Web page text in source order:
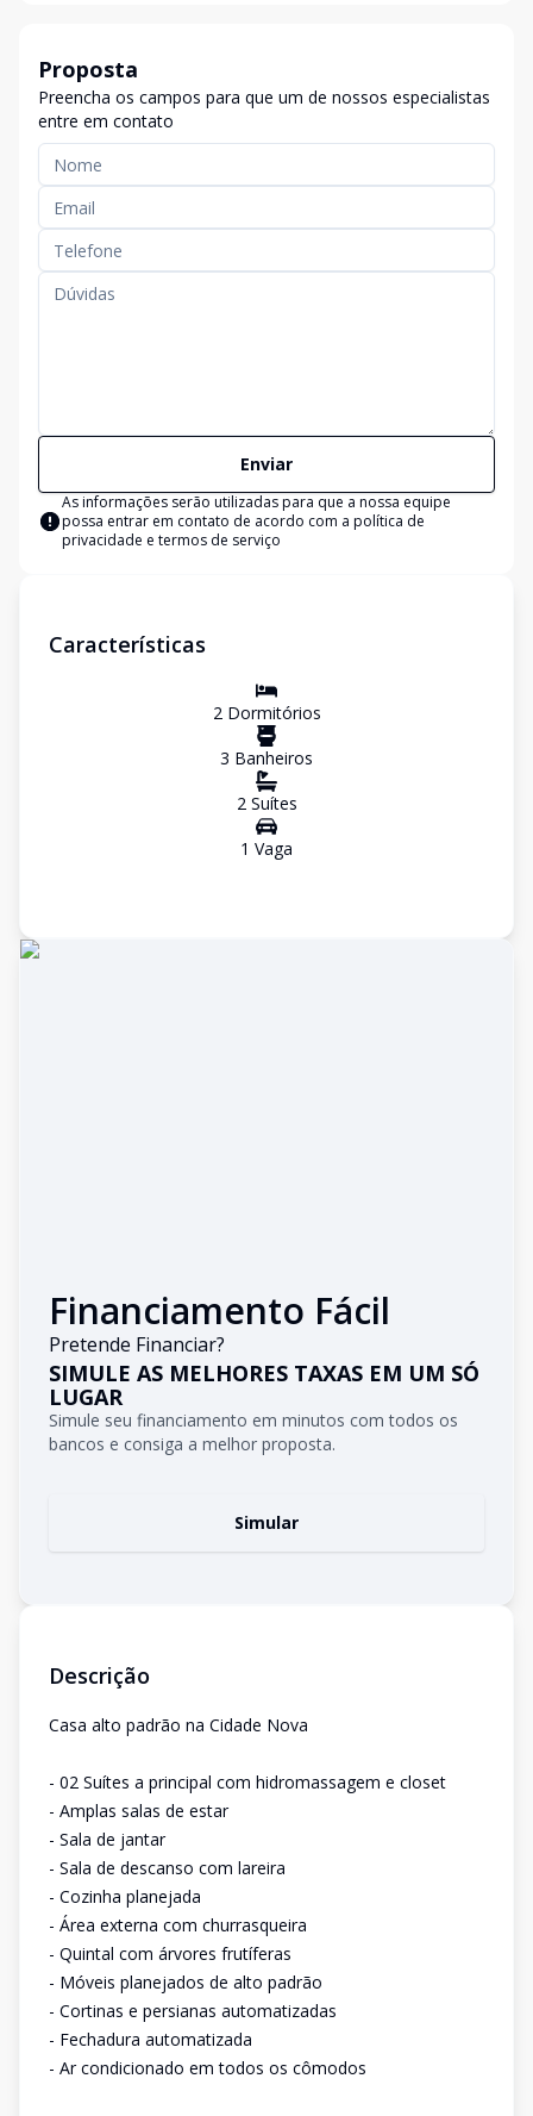
Proposta
Preencha os campos para que um de nossos especialistas
entre em contato
Enviar
As informações serão utilizadas para que a nossa equipe
possa entrar em contato de acordo com a política de
privacidade e termos de serviço
Características
2Dormitórios
3 Banheiros
2Suítes
1 Vaga
Financiamento Fácil
Pretende Financiar?
SIMULE AS MELHORES TAXAS EM UM SÓ
LUGAR
Simule seu financiamento em minutos com todos os
bancos e consiga a melhor proposta.
Simular
Descrição
Casa alto padrão na Cidade Nova
- 02 Suítes a principal com hidromassagem e closet
- Amplas salas de estar
- Sala de jantar
- Sala de descanso com lareira
- Cozinha planejada
- Área externa com churrasqueira
- Quintal com árvores frutíferas
- Móveis planejados de alto padrão
- Cortinas e persianas automatizadas
- Fechadura automatizada
- Ar condicionado em todos os cômodos